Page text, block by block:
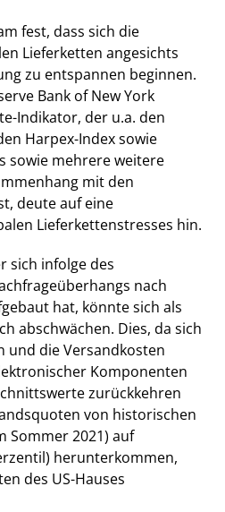
fest, dass sich die
Lieferketten angesichts
zu entspannen beginnen.
Bank of New York
Indikator, der u.a. den
Harpex-Index sowie
sowie mehrere weitere
mit den
deute auf eine
Lieferkettenstresses hin.
sich infolge des
nach
hat, könnte sich als
abschwächen. Dies, da sich
und die Versandkosten
Komponenten
zurückkehren
von historischen
Sommer 2021) auf
herunterkommen,
des US-Hauses